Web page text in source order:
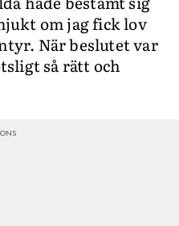
om jag fick lov
När beslutet var
så rätt och